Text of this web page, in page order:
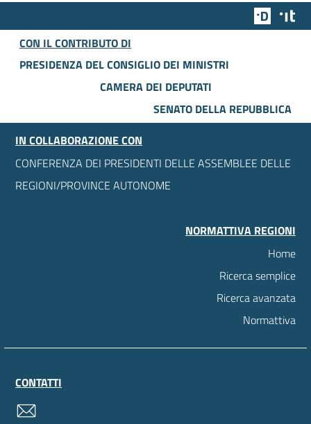
Team
CON IL CONTRIBUTO DI
PRESIDENZA DEL CONSIGLIO DEI MINISTRI
CAMERA DEI DEPUTATI
SENATO DELLA REPUBBLICA
IN COLLABORAZIONE CON
CONFERENZA DEI PRESIDENTI DELLE ASSEMBLEE DELLE
REGIONI/PROVINCE AUTONOME
NORMATTIVA REGIONI
Home
Ricerca semplice
Ricerca avanzata
Normattiva
CONTATTI